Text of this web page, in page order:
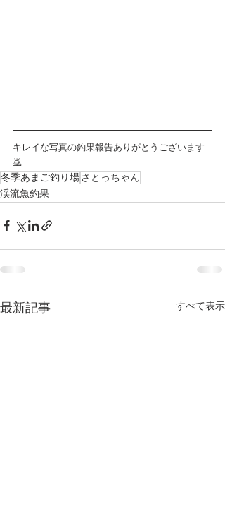
キレイな写真の釣果報告ありがとうございます
🙇
冬季あまご釣り場さとっちゃん
渓流魚釣果
最新記事 すべて表示